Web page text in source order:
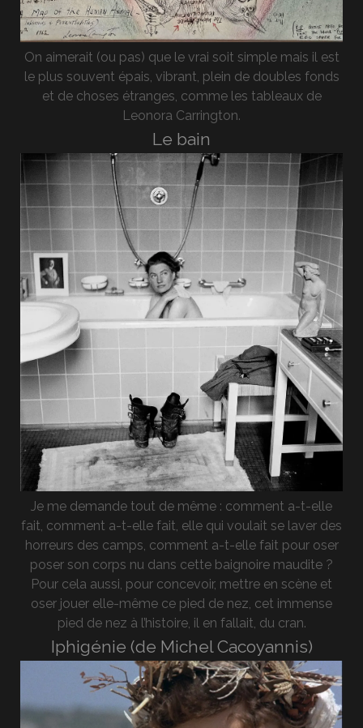
On aimerait (ou pas) que le vrai soit simple mais il est
le plus souvent épais, vibrant, plein de doubles fonds
et de choses étranges, comme les tableaux de
Leonora Carrington.
Le bain
Je me demande tout de même : comment a-t-elle
fait, comment a-t-elle fait, elle qui voulait se laver des
horreurs des camps, comment a-t-elle fait pour oser
poser son corps nu dans cette baignoire maudite ?
Pour cela aussi, pour concevoir, mettre en scène et
oser jouer elle-même ce pied de nez, cet immense
pied de nez à l’histoire, il en fallait, du cran.
Iphigénie (de Michel Cacoyannis)